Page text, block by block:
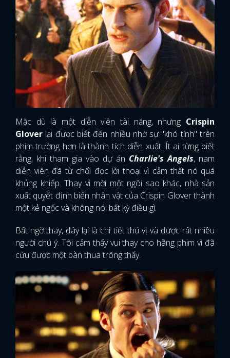
Mặc dù là một diễn viên tài năng, nhưng Crispin
Glover lại được biết đến nhiều nhờ sự "khó tính" trên
phim trường hơn là thành tích diễn xuất. Ít ai từng biết
rằng, khi tham gia vào dự án Charlie's Angels, nam
diễn viên đã từ chối đọc lời thoại vì cảm thất nó quá
khủng khiếp. Thay vì mời một ngôi sao khác, nhà sản
xuất quyết định biến nhân vật của Crispin Glover thành
một kẻ ngốc và không nói bất kỳ điều gì.
Bất ngờ thay, đây lại là chi tiết thú vị và được rất nhiều
người chú ý. Tôi cảm thấy vui thay cho hãng phim vì đã
cứu được một bàn thua trông thấy.